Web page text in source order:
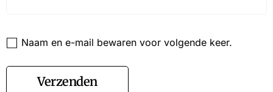
Naam en e-mail bewaren voor volgende keer.
Verzenden